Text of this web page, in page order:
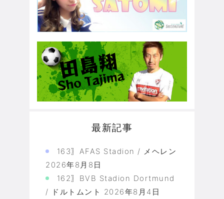
最新記事
163〗AFAS Stadion / メヘレン
2026年8月8日
162〗BVB Stadion Dortmund
/ ドルトムント 2026年8月4日